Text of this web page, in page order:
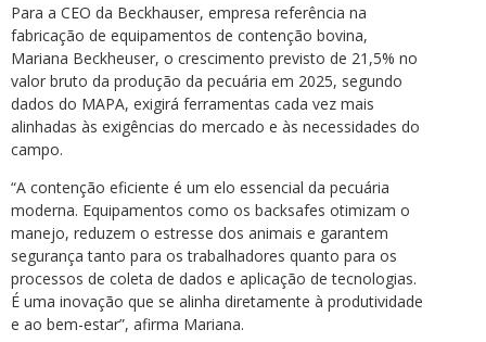
Para a CEO da Beckhauser, empresa referência na
fabricação de equipamentos de contenção bovina,
Mariana Beckheuser, o crescimento previsto de 21,5% no
valor bruto da produção da pecuária em 2025, segundo
dados do MAPA, exigirá ferramentas cada vez mais
alinhadas às exigências do mercado e às necessidades do
campo.
“A contenção eficiente é um elo essencial da pecuária
moderna. Equipamentos como os backsafes otimizam o
manejo, reduzem o estresse dos animais e garantem
segurança tanto para os trabalhadores quanto para os
processos de coleta de dados e aplicação de tecnologias.
É uma inovação que se alinha diretamente à produtividade
e ao bem-estar”, afirma Mariana.